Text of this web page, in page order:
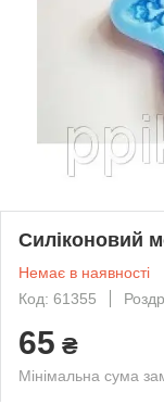
Силіконовий
Немає в наявності
Код: 61355
65 ₴
Мінімальна сума